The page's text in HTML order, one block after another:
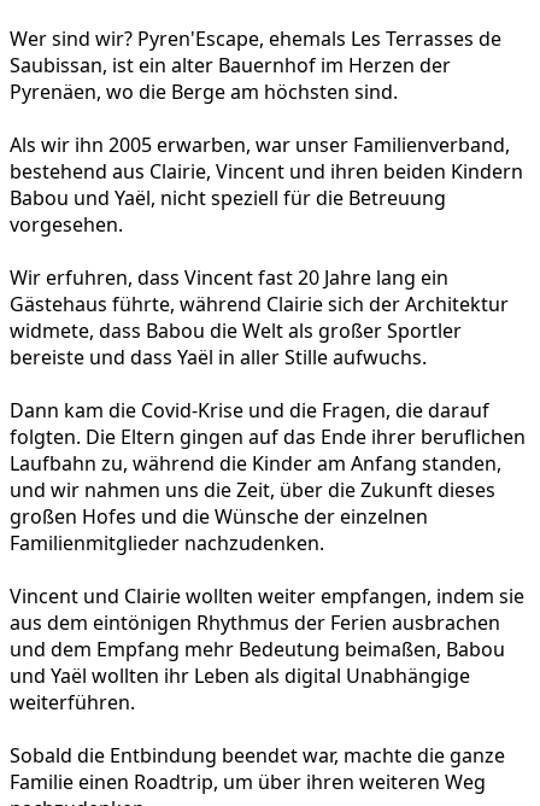
Wer sind wir? Pyren'Escape, ehemals Les Terrasses de
Saubissan, ist ein alter Bauernhof im Herzen der
Pyrenäen, wo die Berge am höchsten sind.
Als wir ihn 2005 erwarben, war unser Familienverband,
bestehend aus Clairie, Vincent und ihren beiden Kindern
Babou und Yaël, nicht speziell für die Betreuung
vorgesehen.
Wir erfuhren, dass Vincent fast 20 Jahre lang ein
Gästehaus führte, während Clairie sich der Architektur
widmete, dass Babou die Welt als großer Sportler
bereiste und dass Yaël in aller Stille aufwuchs.
Dann kam die Covid-Krise und die Fragen, die darauf
folgten. Die Eltern gingen auf das Ende ihrer beruflichen
Laufbahn zu, während die Kinder am Anfang standen,
und wir nahmen uns die Zeit, über die Zukunft dieses
großen Hofes und die Wünsche der einzelnen
Familienmitglieder nachzudenken.
Vincent und Clairie wollten weiter empfangen, indem sie
aus dem eintönigen Rhythmus der Ferien ausbrachen
und dem Empfang mehr Bedeutung beimaßen, Babou
und Yaël wollten ihr Leben als digital Unabhängige
weiterführen.
Sobald die Entbindung beendet war, machte die ganze
Familie einen Roadtrip, um über ihren weiteren Weg